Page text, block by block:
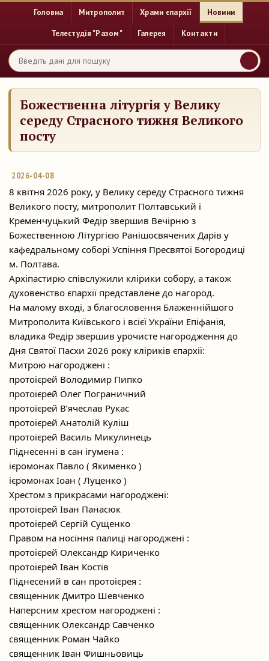
Головна Митрополит Храми єпархії Новини
Телестудія "Разом" Галерея Контакти
Божественна літургія у Велику
середу Страсного тижня Великого
посту
2026-04-08
8 квітня 2026 року, у Велику середу Страсного тижня
Великого посту, митрополит Полтавський і
Кременчуцький Федір звершив Вечірню з
Божественною Літургією Ранішосвячених Дарів у
кафедральному соборі Успіння Пресвятої Богородиці
м. Полтава.
Архіпастирю співслужили клірики собору, а також
духовенство єпархії представлене до нагород.
На малому вході, з благословення Блаженнійшого
Митрополита Київського і всієї України Епіфанія,
владика Федір звершив урочисте нагородження до
Дня Святої Пасхи 2026 року кліриків єпархії:
Митрою нагороджені :
протоієрей Володимир Пипко
протоієрей Олег Пограничний
протоієрей В’ячеслав Рукас
протоієрей Анатолій Куліш
протоієрей Василь Микулинець
Піднесенні в сан ігумена :
ієромонах Павло ( Якименко )
ієромонах Іоан ( Луценко )
Хрестом з прикрасами нагороджені:
протоієрей Іван Панасюк
протоієрей Сергій Сущенко
Правом на носіння палиці нагороджені :
протоієрей Олександр Кириченко
протоієрей Іван Костів
Піднесений в сан протоієрея :
священник Дмитро Шевченко
Наперсним хрестом нагороджені :
священник Олександр Савченко
священник Роман Чайко
священник Іван Фишньовиць